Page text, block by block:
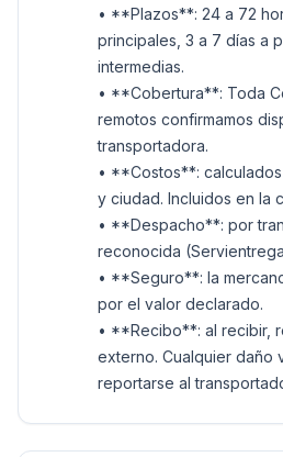
• **Plazos**: 24 a 72
principales, 3 a 7 días a
intermedias.
• **Cobertura**: Toda
remotos confirmamos
transportadora.
• **Costos**:
y ciudad. Incluidos en la
• **Despacho**: por
reconocida
• **Seguro**: la
por el valor declarado.
• **Recibo**: al recibir,
externo. Cualquier daño
reportarse al